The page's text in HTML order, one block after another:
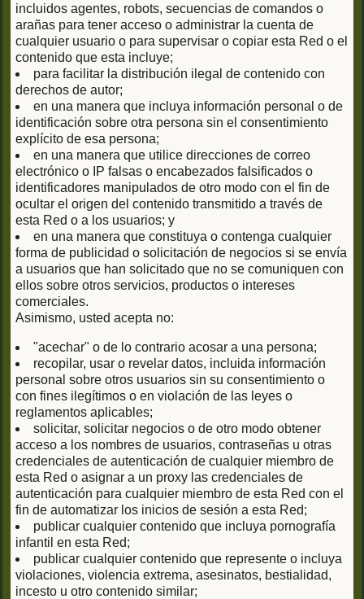
incluidos agentes, robots, secuencias de comandos o
arañas para tener acceso o administrar la cuenta de
cualquier usuario o para supervisar o copiar esta Red o el
contenido que esta incluye;
para facilitar la distribución ilegal de contenido con
derechos de autor;
en una manera que incluya información personal o de
identificación sobre otra persona sin el consentimiento
explícito de esa persona;
en una manera que utilice direcciones de correo
electrónico o IP falsas o encabezados falsificados o
identificadores manipulados de otro modo con el fin de
ocultar el origen del contenido transmitido a través de
esta Red o a los usuarios; y
en una manera que constituya o contenga cualquier
forma de publicidad o solicitación de negocios si se envía
a usuarios que han solicitado que no se comuniquen con
ellos sobre otros servicios, productos o intereses
comerciales.
Asimismo, usted acepta no:
"acechar" o de lo contrario acosar a una persona;
recopilar, usar o revelar datos, incluida información
personal sobre otros usuarios sin su consentimiento o
con fines ilegítimos o en violación de las leyes o
reglamentos aplicables;
solicitar, solicitar negocios o de otro modo obtener
acceso a los nombres de usuarios, contraseñas u otras
credenciales de autenticación de cualquier miembro de
esta Red o asignar a un proxy las credenciales de
autenticación para cualquier miembro de esta Red con el
fin de automatizar los inicios de sesión a esta Red;
publicar cualquier contenido que incluya pornografía
infantil en esta Red;
publicar cualquier contenido que represente o incluya
violaciones, violencia extrema, asesinatos, bestialidad,
incesto u otro contenido similar;